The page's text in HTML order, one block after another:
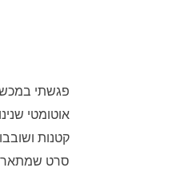
פגשתי
אוטומטי
קטנות
סרט